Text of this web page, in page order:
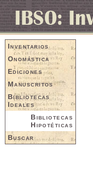
Inventarios
Onomástica
Ediciones
Manuscritos
Bibliotecas
Ideales
Bibliotecas
Hipotéticas
Buscar